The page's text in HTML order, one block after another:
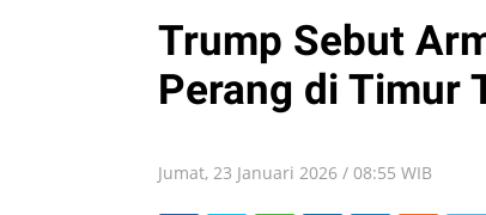
Trump Sebut
Perang di Timur
Jumat, 23 Januari 2026 / 08:55 WIB